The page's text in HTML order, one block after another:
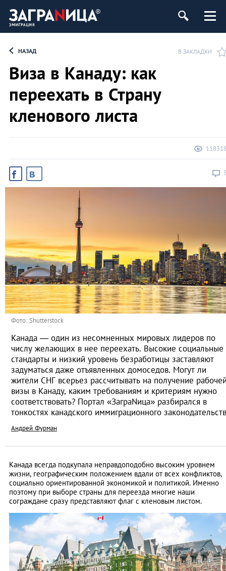
НАЗАД В ЗАКЛАДКИ
Виза в Канаду: как
переехать в Страну
кленового листа
Фото: Shutterstock
Канада — один из несомненных мировых лидеров по
числу желающих в нее переехать. Высокие социальные
стандарты и низкий уровень безработицы заставляют
задуматься даже отъявленных домоседов. Могут ли
жители СНГ всерьез рассчитывать на получение
визы в Канаду, каким требованиям и критериям нужно
соответствовать? Портал «ЗаграNица» разбирался в
тонкостях канадского иммиграционного
Андрей Фурман
Канада всегда подкупала неправдоподобно высоким уровнем
жизни, географическим положением вдали от всех конфликтов,
социально ориентированной экономикой и политикой. Именно
поэтому при выборе страны для переезда многие наши
сограждане сразу представляют флаг с кленовым листом.